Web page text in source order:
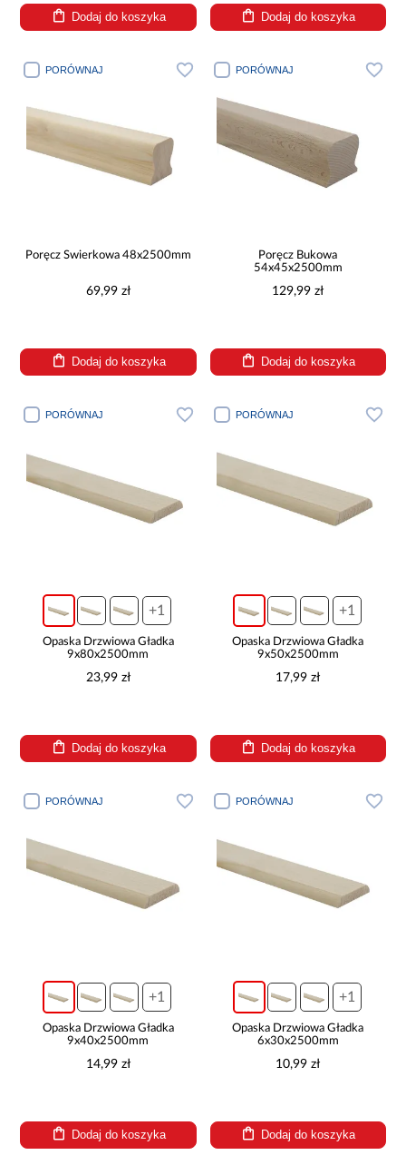
Dodaj do koszyka Dodaj do koszyka
PORÓWNAJ
Poręcz Świerkowa 48x2500mm
69,99 zł
Dodaj do koszyka
PORÓWNAJ
Poręcz Bukowa
54x45x2500mm
129,99 zł
Dodaj do koszyka
PORÓWNAJ
+1
Opaska Drzwiowa Gładka
9x80x2500mm
23,99 zł
Dodaj do koszyka
PORÓWNAJ
+1
Opaska Drzwiowa Gładka
9x50x2500mm
17,99 zł
Dodaj do koszyka
PORÓWNAJ
+1
Opaska Drzwiowa Gładka
9x40x2500mm
14,99 zł
Dodaj do koszyka
PORÓWNAJ
+1
Opaska Drzwiowa Gładka
6x30x2500mm
10,99 zł
Dodaj do koszyka